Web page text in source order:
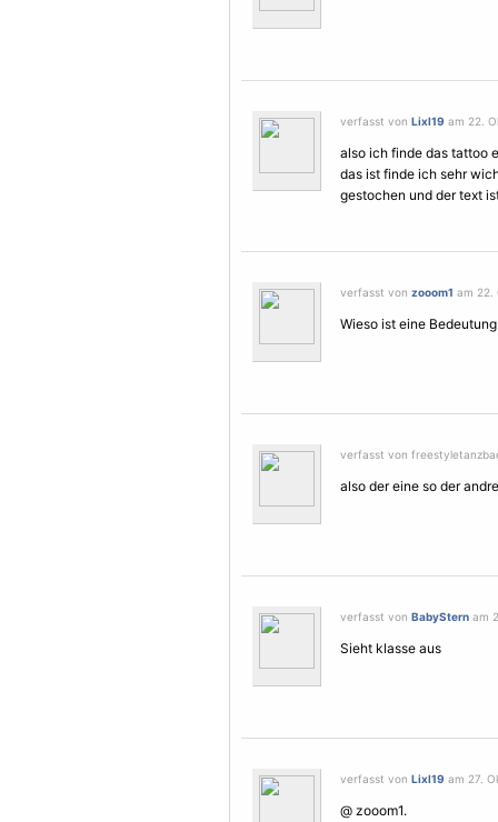
verfasst von Lixl19 am 22.
also ich finde das tattoo
das ist finde ich sehr
gestochen und der text
verfasst von zooom1 am 22.
Wieso ist eine
verfasst von
also der eine so der
verfasst von BabyStern am
Sieht klasse aus
verfasst von Lixl19 am 27.
@ zooom1.